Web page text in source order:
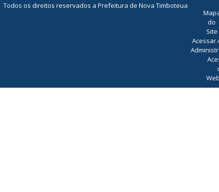
Todos os direitos reservados a Prefeitura de Nova Timboteua
do
Site
Acessar